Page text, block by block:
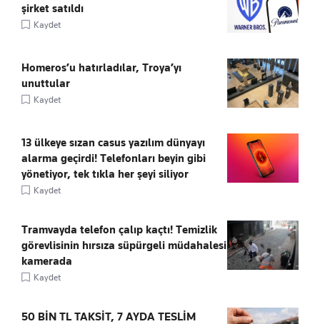
şirket satıldı
Kaydet
Homeros’u hatırladılar, Troya’yı
unuttular
Kaydet
13 ülkeye sızan casus yazılım dünyayı
alarma geçirdi! Telefonları beyin gibi
yönetiyor, tek tıkla her şeyi siliyor
Kaydet
Tramvayda telefon çalıp kaçtı! Temizlik
görevlisinin hırsıza süpürgeli müdahalesi
kamerada
Kaydet
50 BİN TL TAKSİT, 7 AYDA TESLİM